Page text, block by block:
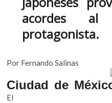
acordes
protagonista.
Por Fernando Salinas
Ciudad de
El